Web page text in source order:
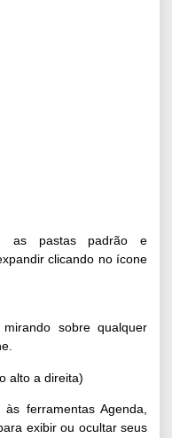
as pastas padrão e
clicando no ícone
sobre qualquer
alto a direita)
ferramentas Agenda,
exibir ou ocultar seus